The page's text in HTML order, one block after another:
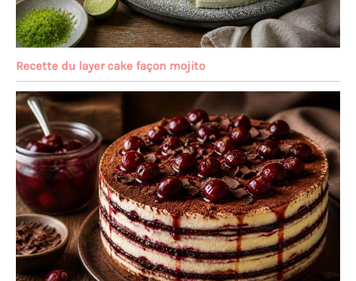
Recette du layer cake façon mojito